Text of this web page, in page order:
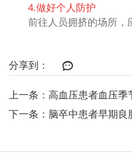
4.做好个人防护
前往人员拥挤的场所，
分享到：
上一条：高血压患者血压季
下一条：脑卒中患者早期良